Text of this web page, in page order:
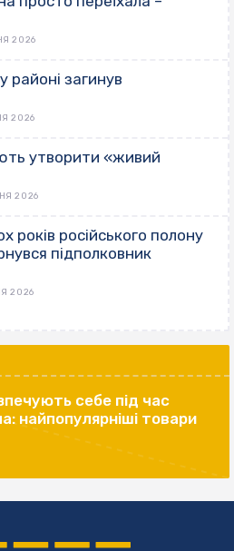
2026
районі загинув
2026
утворити «живий
2026
років російського полону
підполковник
2026
себе під час
найпопулярніші товари